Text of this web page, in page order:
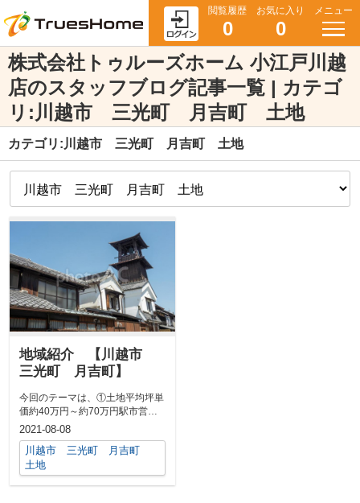
閲覧履歴
0
お気に入り
0
メニュー
株式会社トゥルーズホーム 小江戸川越
店のスタッフブログ記事一覧 | カテゴ
リ:川越市 三光町 月吉町 土地
カテゴリ:川越市 三光町 月吉町 土地
地域紹介 【川越市
三光町 月吉町】
今回のテーマは、①土地平均坪単
価約40万円～約70万円駅市営住
宅も多くあります。駅距離や観光
地からも...
2021-08-08
川越市 三光町 月吉町
土地